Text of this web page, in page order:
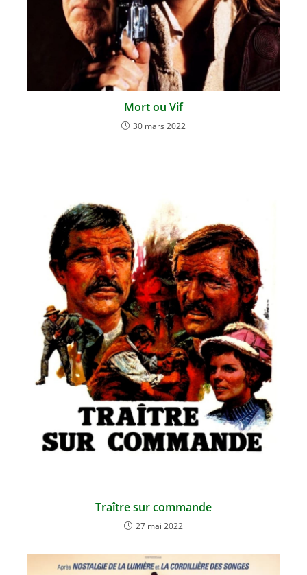
Mort ou Vif
30 mars 2022
Traître sur commande
27 mai 2022